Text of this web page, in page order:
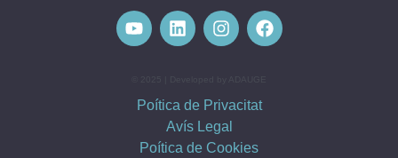
Poítica de Privacitat
Avís Legal
Poítica de Cookies